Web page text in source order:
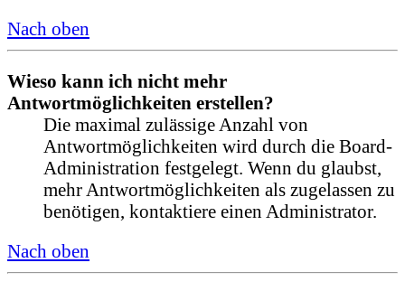
Nach oben
Wieso kann ich nicht mehr
Antwortmöglichkeiten erstellen?
Die maximal zulässige Anzahl von
Antwortmöglichkeiten wird durch die Board-
Administration festgelegt. Wenn du glaubst,
mehr Antwortmöglichkeiten als zugelassen zu
benötigen, kontaktiere einen Administrator.
Nach oben